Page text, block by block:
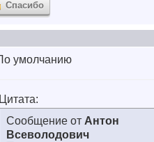
Спасибо
Цитата:
Сообщение от Антон
Всеволодович